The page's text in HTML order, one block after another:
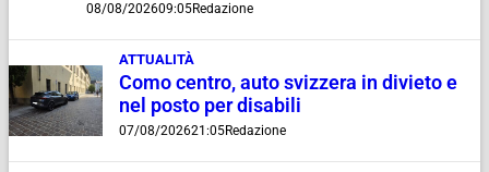
08/08/202609:05Redazione
ATTUALITÀ
Como centro, auto svizzera in divieto e
nel posto per disabili
07/08/202621:05Redazione